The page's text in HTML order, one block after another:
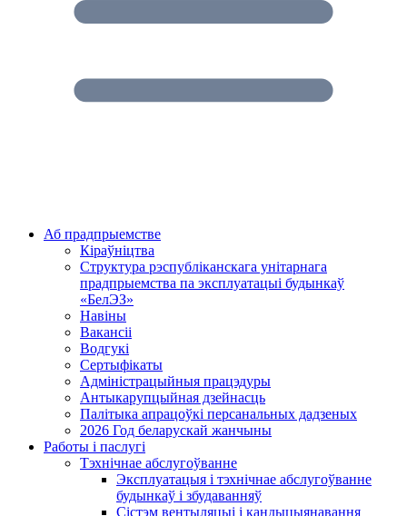
Аб прадпрыемстве
Кіраўніцтва
Структура рэспубліканскага унітарнага
прадпрыемства па эксплуатацыі будынкаў
«БелЭЗ»
Навіны
Вакансіі
Водгукі
Сертыфікаты
Адміністрацыйныя працэдуры
Антыкарупцыйная дзейнасць
Палітыка апрацоўкі персанальных дадзеных
2026 Год беларускай жанчыны
Работы і паслугі
Тэхнічнае абслугоўванне
Эксплуатацыя і тэхнічнае абслугоўванне
будынкаў і збудаванняў
Сістэм вентыляцыі і кандыцыянавання